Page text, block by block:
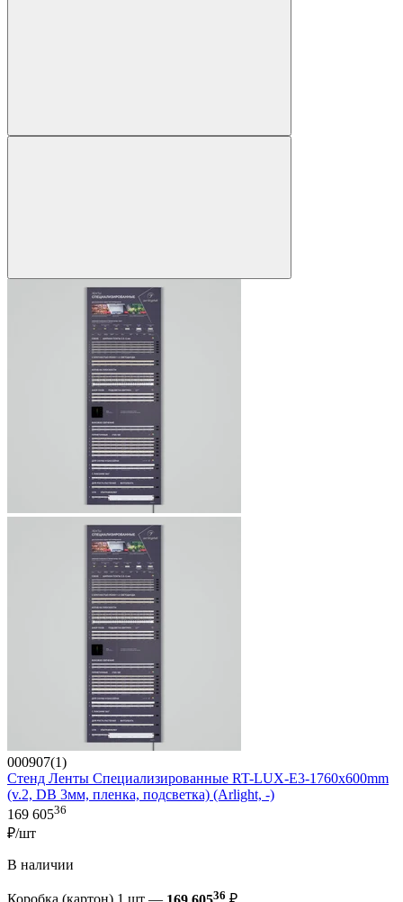
000907(1)
Стенд Ленты Специализированные RT-LUX-E3-1760x600mm
(v.2, DB 3мм, пленка, подсветка) (Arlight, -)
169 60536
₽/шт
В наличии
36